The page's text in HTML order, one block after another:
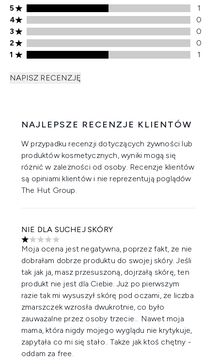
Ocena 5 gwiazdek, 1 recenzji
5
1
Ocena 4 gwiazdek, 0 recenzji
4
0
Ocena 3 gwiazdek, 0 recenzji
3
0
Ocena 2 gwiazdek, 0 recenzji
2
0
Ocena 1 gwiazdek, 1 recenzji
1 1
NAPISZ RECENZJĘ
NAJLEPSZE RECENZJE KLIENTÓW
W przypadku recenzji dotyczących żywności lub
produktów kosmetycznych, wyniki mogą się
różnić w zależności od osoby. Recenzje klientów
są opiniami klientów i nie reprezentują poglądów
The Hut Group.
NIE DLA SUCHEJ SKÓRY
1 gwiazdek na maksymalnie 5
Moja ocena jest negatywna, poprzez fakt, że nie
dobrałam dobrze produktu do swojej skóry. Jeśli
tak jak ja, masz przesuszoną, dojrzałą skórę, ten
produkt nie jest dla Ciebie. Już po pierwszym
razie tak mi wysuszył skórę pod oczami, że liczba
zmarszczek wzrosła dwukrotnie, co było
zauważalne przez osoby trzecie... Nawet moja
mama, która nigdy mojego wyglądu nie krytykuje,
zapytała co mi się stało.. Także jak ktoś chętny -
oddam za free.